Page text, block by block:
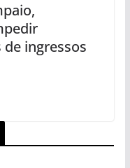
ingressos